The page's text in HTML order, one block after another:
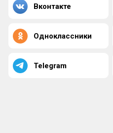
Вконтакте
Одноклассники
Telegram